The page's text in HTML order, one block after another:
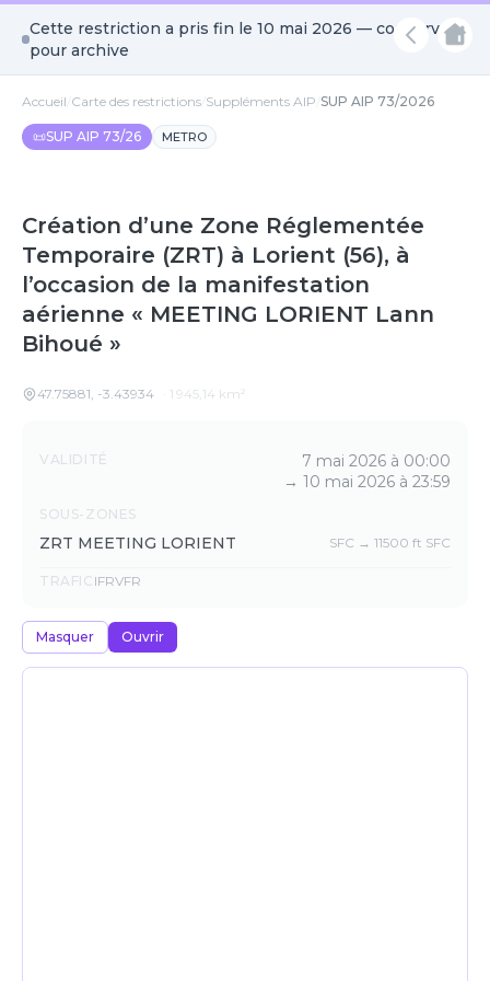
Cette restriction a pris fin le 10 mai 2026 — conservée
pour archive
Accueil Carte des restrictions Suppléments AIP SUP AIP 73/2026
📜SUP AIP 73/26 METRO
Création d’une Zone Réglementée
Temporaire (ZRT) à Lorient (56), à
l’occasion de la manifestation
aérienne « MEETING LORIENT Lann
Bihoué »
47.75881, -3.43934 1 945,14 km²
Détails
VALIDITÉ
7 mai 2026 à 00:00
→ 10 mai 2026 à 23:59
SOUS-ZONES
ZRT MEETING LORIENT SFC → 11500 ft SFC
TRAFIC IFRVFR
Masquer Ouvrir